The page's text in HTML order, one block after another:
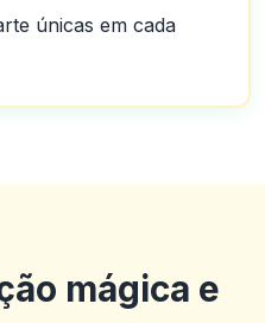
únicas em cada
mágica e